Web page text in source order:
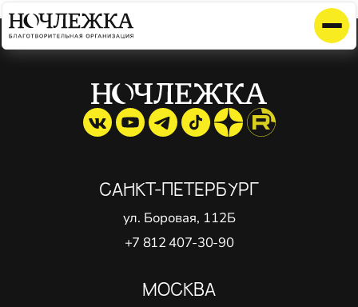
Элемент не найден!
САНКТ-ПЕТЕРБУРГ
ул. Боровая, 112Б
+7 812 407-30-90
МОСКВА